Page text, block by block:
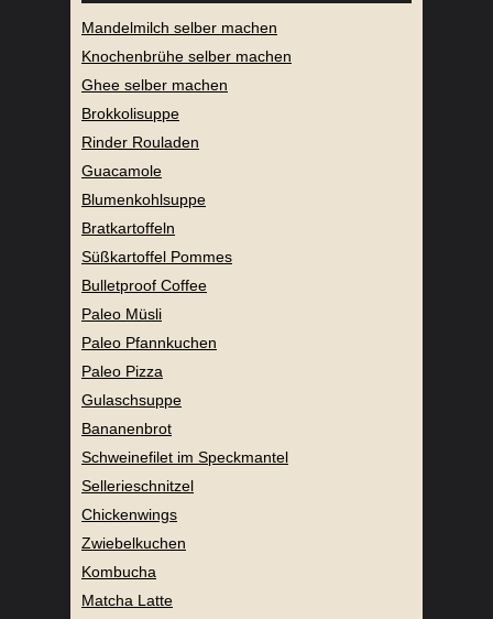
Mandelmilch selber machen
Knochenbrühe selber machen
Ghee selber machen
Brokkolisuppe
Rinder Rouladen
Guacamole
Blumenkohlsuppe
Bratkartoffeln
Süßkartoffel Pommes
Bulletproof Coffee
Paleo Müsli
Paleo Pfannkuchen
Paleo Pizza
Gulaschsuppe
Bananenbrot
Schweinefilet im Speckmantel
Sellerieschnitzel
Chickenwings
Zwiebelkuchen
Kombucha
Matcha Latte